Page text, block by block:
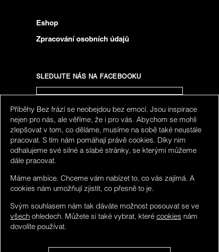
Eshop
Zpracování osobních údajů
SLEDUJTE NÁS NA FACEBOOKU
SLEDUJTE NÁS NA INSTAGRAMU
Příběhy Bez frází se neobejdou bez emocí. Jsou inspirace
nejen pro nás, ale věříme, že i pro vás. Abychom se mohli
zlepšovat v tom, co děláme, musíme na sobě také neustále
pracovat. S tím nám pomáhají právě cookies. Díky nim
odhalujeme své silné a slabé stránky, se kterými můžeme
dále pracovat.
Máme ambice. Chceme vám nabízet to, co vás zajímá. A
cookies nám umožňují zjistit, co přesně to je.
Svým souhlasem nám tak dáváte možnost posouvat se ve
všech ohledech. Můžete si také vybrat, které cookies nám
dovolíte používat.